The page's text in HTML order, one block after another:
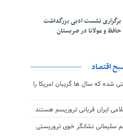
برگزاری نشست ادبی بزرگداشت
حافظ و مولانا در صربستان
اقتصاد
شده که سال ها گریبان امریکا را
ایران قربانی تروریسم هستند
سلیمانی نشانگر خوی تروریستی